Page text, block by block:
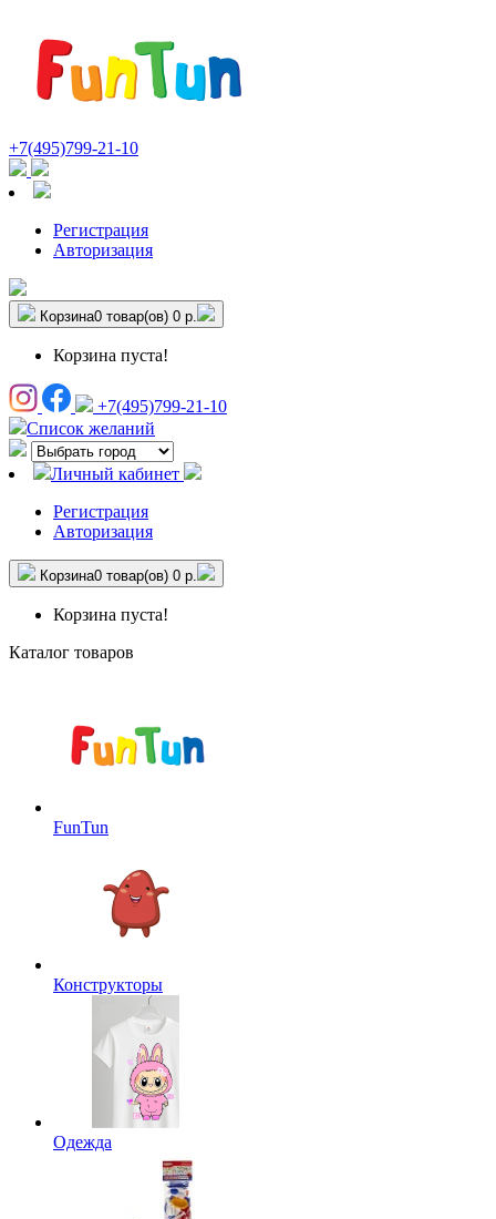
+7(495)799-21-10
Регистрация
Авторизация
Корзина0 товар(ов) 0 р.
Корзина пуста!
+7(495)799-21-10
Список желаний
Личный кабинет
Регистрация
Авторизация
Корзина0 товар(ов) 0 р.
Корзина пуста!
Каталог товаров
FunTun
Конструкторы
Одежда